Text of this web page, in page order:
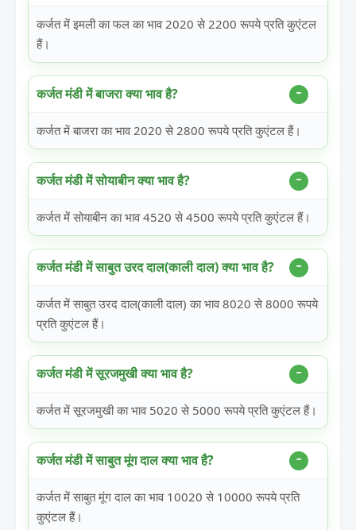
कर्जत में इमली का फल का भाव 2020 से 2200 रूपये प्रति कुएंटल
हैं।
कर्जत मंडी में बाजरा क्या भाव है?
कर्जत में बाजरा का भाव 2020 से 2800 रूपये प्रति कुएंटल हैं।
कर्जत मंडी में सोयाबीन क्या भाव है?
कर्जत में सोयाबीन का भाव 4520 से 4500 रूपये प्रति कुएंटल हैं।
कर्जत मंडी में साबुत उरद दाल(काली दाल) क्या भाव है?
कर्जत में साबुत उरद दाल(काली दाल) का भाव 8020 से 8000 रूपये
प्रति कुएंटल हैं।
कर्जत मंडी में सूरजमुखी क्या भाव है?
कर्जत में सूरजमुखी का भाव 5020 से 5000 रूपये प्रति कुएंटल हैं।
कर्जत मंडी में साबुत मूंग दाल क्या भाव है?
कर्जत में साबुत मूंग दाल का भाव 10020 से 10000 रूपये प्रति
कुएंटल हैं।